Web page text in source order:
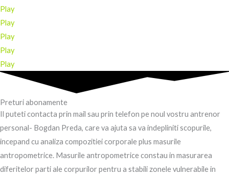
Play
Play
Play
Play
Play
Preturi abonamente
Il puteti contacta prin mail sau prin telefon pe noul vostru antrenor
personal- Bogdan Preda, care va ajuta sa va indepliniti scopurile,
incepand cu analiza compozitiei corporale plus masurile
antropometrice. Masurile antropometrice constau in masurarea
diferitelor parti ale corpurilor pentru a stabili zonele vulnerabile in